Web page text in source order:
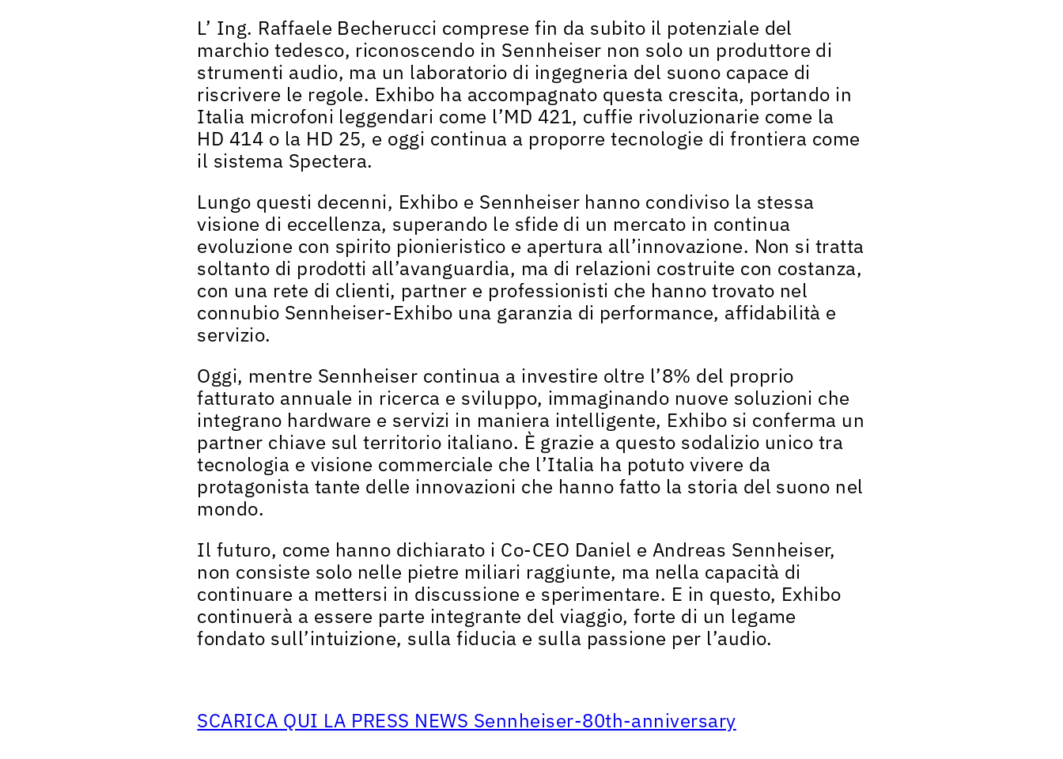
L’ Ing. Raffaele Becherucci compresefin da subito il potenziale del
marchio tedesco, riconoscendo in Sennheiser non solo un produttore di
strumenti audio, ma un laboratorio di ingegneria del suono capace di
riscrivere le regole. Exhibo ha accompagnato questa crescita, portando in
Italia microfoni leggendari come l’MD 421, cuffie rivoluzionarie come la
HD 414 o la HD 25, e oggi continua a proporre tecnologie di frontiera come
il sistema Spectera.
Lungo questi decenni, Exhibo e Sennheiser hanno condiviso la stessa
visione di eccellenza, superando le sfide di un mercato in continua
evoluzione con spirito pionieristico e apertura all’innovazione. Non si tratta
soltanto di prodotti all’avanguardia, ma di relazioni costruite con costanza,
con una rete di clienti, partner e professionisti che hanno trovato nel
connubio Sennheiser-Exhibo una garanzia di performance, affidabilità e
servizio.
Oggi, mentre Sennheiser continua a investire oltre l’8% del proprio
fatturato annuale in ricerca e sviluppo, immaginando nuove soluzioni che
integrano hardware e servizi in maniera intelligente, Exhibo si conferma un
partner chiave sul territorio italiano. È grazie a questo sodalizio unico tra
tecnologia e visione commerciale che l’Italia ha potuto vivere da
protagonista tante delle innovazioni che hanno fatto la storia del suono nel
mondo.
Il futuro, come hanno dichiarato i Co-CEO Daniel e Andreas Sennheiser,
non consiste solo nelle pietre miliari raggiunte, ma nella capacità di
continuare a mettersi in discussione e sperimentare. E in questo, Exhibo
continuerà a essere parte integrante del viaggio, forte di un legame
fondato sull’intuizione, sulla fiducia e sulla passione per l’audio.
SCARICA QUI LA PRESS NEWS Sennheiser-80th-anniversary